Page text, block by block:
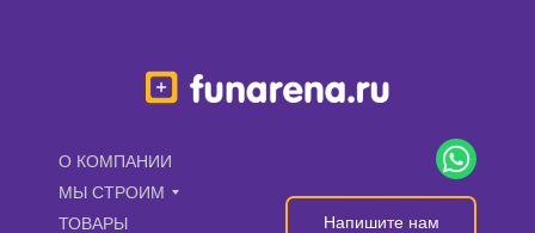
О КОМПАНИИ
МЫ СТРОИМ
ТОВАРЫ
Напишите нам